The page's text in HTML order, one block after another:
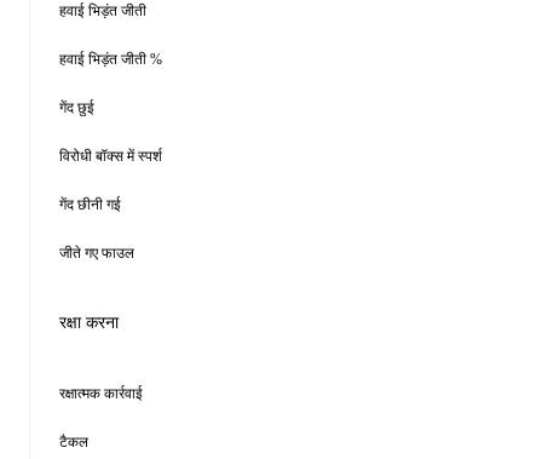
हवाई भिड़ंत जीती
हवाई भिड़ंत जीती %
गेंद छुई
विरोधी बॉक्स में स्पर्श
गेंद छीनी गई
जीते गए फाउल
रक्षा करना
रक्षात्मक कार्रवाई
टैकल